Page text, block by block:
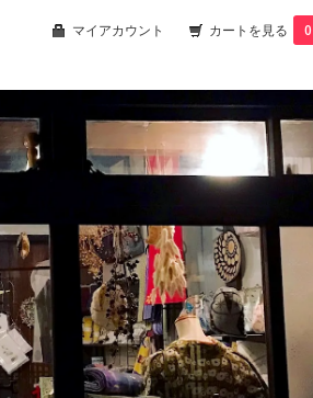
マイアカウント カートを見る 0